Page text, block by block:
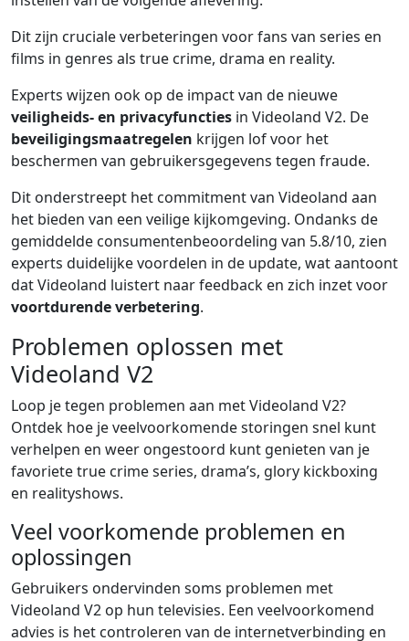
Dit zijn cruciale verbeteringen voor fans van series en
films in genres als true crime, drama en reality.
Experts wijzen ook op de impact van de nieuwe
veiligheids- en privacyfuncties in Videoland V2. De
beveiligingsmaatregelen krijgen lof voor het
beschermen van gebruikersgegevens tegen fraude.
Dit onderstreept het commitment van Videoland aan
het bieden van een veilige kijkomgeving. Ondanks de
gemiddelde consumentenbeoordeling van 5.8/10, zien
experts duidelijke voordelen in de update, wat aantoont
dat Videoland luistert naar feedback en zich inzet voor
voortdurende verbetering.
Problemen oplossen met
Videoland V2
Loop je tegen problemen aan met Videoland V2?
Ontdek hoe je veelvoorkomende storingen snel kunt
verhelpen en weer ongestoord kunt genieten van je
favoriete true crime series, drama’s, glory kickboxing
en realityshows.
Veel voorkomende problemen en
oplossingen
Gebruikers ondervinden soms problemen met
Videoland V2 op hun televisies. Een veelvoorkomend
advies is het controleren van de internetverbinding en